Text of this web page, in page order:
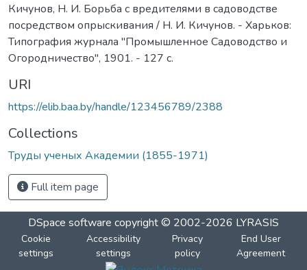
Кичунов, Н. И. Борьба с вредителями в садоводстве
посредством опрыскивания / Н. И. Кичунов. - Харьков:
Типография журнала "Промышленное Садоводство и
Огородничество", 1901. - 127 с.
URI
https://elib.baa.by/handle/123456789/2388
Collections
Труды ученых Академии (1855-1971)
Full item page
DSpace software copyright © 2002-2026 LYRASIS
Cookie
settings
Accessibility
settings
Privacy
policy
End User
Agreement